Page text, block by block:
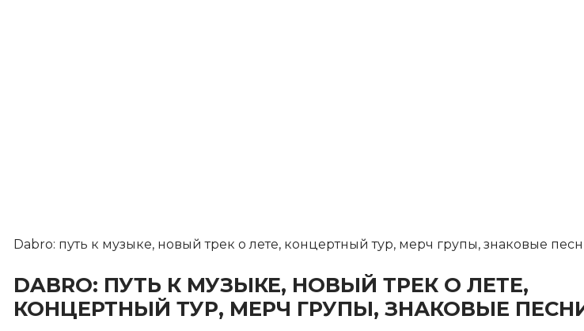
Dabro: путь к музыке, новый трек о лете, концертный тур, мерч групы, знаковые
DABRO: ПУТЬ К МУЗЫКЕ, НОВЫЙ ТРЕК О ЛЕТЕ,
КОНЦЕРТНЫЙ ТУР, МЕРЧ ГРУПЫ, ЗНАКОВЫЕ